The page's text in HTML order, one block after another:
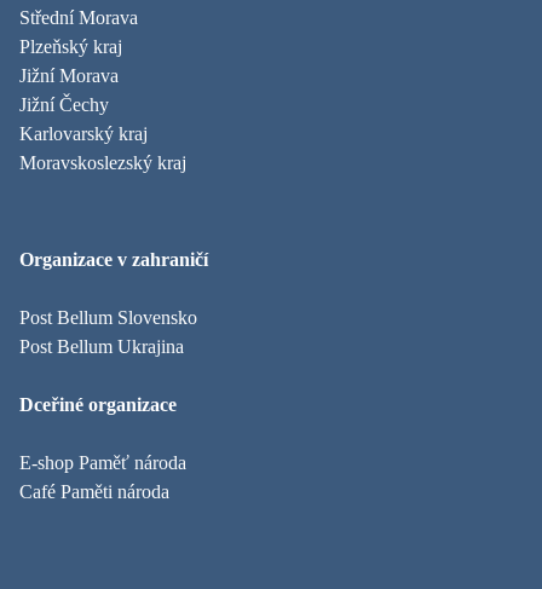
Střední Morava
Plzeňský kraj
Jižní Morava
Jižní Čechy
Karlovarský kraj
Moravskoslezský kraj
Organizace v zahraničí
Post Bellum Slovensko
Post Bellum Ukrajina
Dceřiné organizace
E-shop Paměť národa
Café Paměti národa